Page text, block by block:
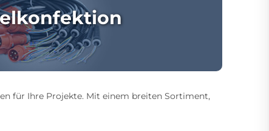
für Ihre Projekte. Mit einem breiten Sortiment,